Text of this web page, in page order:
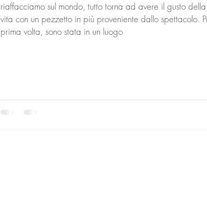
riaffacciamo sul mondo, tutto torna ad avere il gusto
vita con un pezzetto in più proveniente dallo spettacolo.
prima volta, sono stata in un luogo